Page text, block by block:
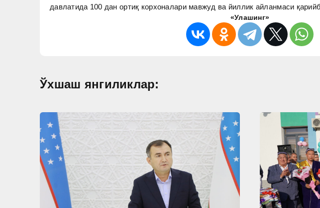
давлатида 100 дан ортиқ корхоналари мавжуд ва йиллик айланмаси
«Улашинг»
Ўхшаш янгиликлар: